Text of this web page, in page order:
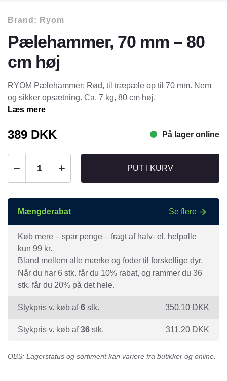
Brand: Ryom
Pælehammer, 70 mm – 80
cm høj
RYOM Pælehammer: Rød, til træpæle op til 70 mm. Nem
og sikker opsætning. Ca. 7 kg, 80 cm høj.
Læs mere
389 DKK På lager online
PUT I KURV
Mængderabat Se flere
Køb mere – spar penge – fragt af halv- el. helpalle
kun 99 kr.
Bland mellem alle mærke og foder til forskellige dyr.
Når du har 6 stk. får du 10% rabat, og rammer du 36
stk. får du 20% på det hele.
Stykpris v. køb af6 stk. 350,10 DKK
Stykpris v. køb af36 stk. 311,20 DKK
OBS: Lagerstatus og sortiment kan variere fra butikker og online.